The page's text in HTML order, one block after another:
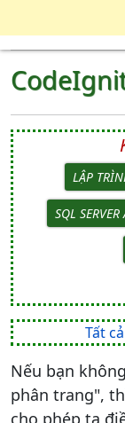
LẬP
SQL SERVER
Tất
Nếu bạn
phân trang",
cho phép ta